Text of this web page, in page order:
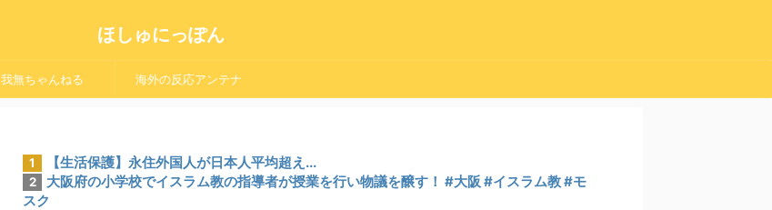
ほしゅにっぽん
我無ちゃんねる 海外の反応アンテナ
1 【生活保護】永住外国人が日本人平均超え...
2
大阪府の小学校でイスラム教の指導者が授業を行い物議を醸す！ #大阪 #イスラム教 #モ
スク